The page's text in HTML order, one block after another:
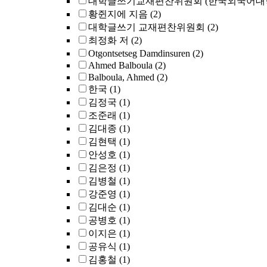
황쥔지에 지음 (2)
대학글쓰기 교재편찬위원회 (2)
최정화 저 (2)
Otgontsetseg Damdinsuren (2)
Ahmed Balboula (2)
Balboula, Ahmed (2)
한국 (1)
김정국 (1)
조준래 (1)
김대종 (1)
김현택 (1)
안성호 (1)
김은정 (1)
김병철 (1)
강준영 (1)
김대순 (1)
공병호 (1)
이지은 (1)
공유식 (1)
김홍철 (1)